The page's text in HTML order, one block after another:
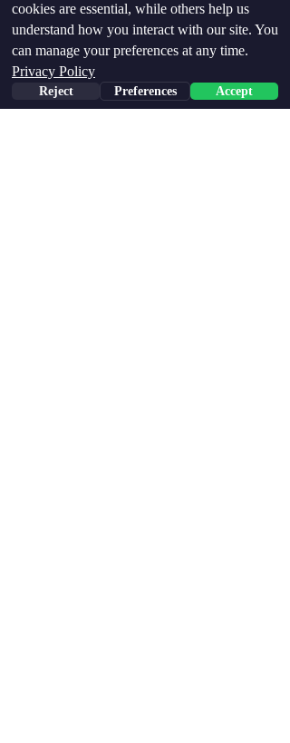
ותודה על הסיכוי להינצל
שלכם
cookies are essential, while others help us
understand how you interact with our site. You
can manage your preferences at any time.
Privacy Policy
Reject Preferences Accept